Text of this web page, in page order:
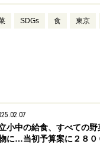
SDGs 食 東京
小中の給食、すべての
に…当初予算案に２８０